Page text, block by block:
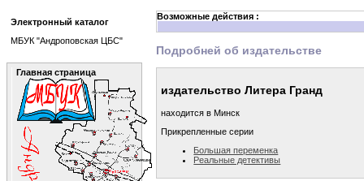
Возможные действия :
Подробней об издательстве
издательство Литера Гранд
находится в Минск
Прикрепленные серии
Большая переменка
Реальные детективы
Электронный каталог
МБУК "Андроповская ЦБС"
Главная страница